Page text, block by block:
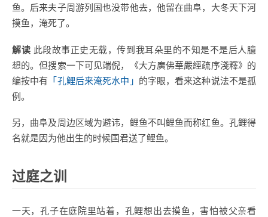
鱼。后来夫子周游列国也没带他去，他留在曲阜，大冬天下河
摸鱼，淹死了。
解读 此段故事正史无载，传到我耳朵里的不知是不是后人臆
想的。但搜索一下可见端倪，《大方廣佛華嚴經疏序淺釋》的
编按中有 「孔鲤后来淹死水中」 的字眼，看来这种说法不是孤
例。
另，曲阜及周边区域为避讳，鲤鱼不叫鲤鱼而称红鱼。孔鲤得
名就是因为他出生的时候国君送了鲤鱼。
过庭之训
一天，孔子在庭院里站着，孔鲤想出去摸鱼，害怕被父亲看